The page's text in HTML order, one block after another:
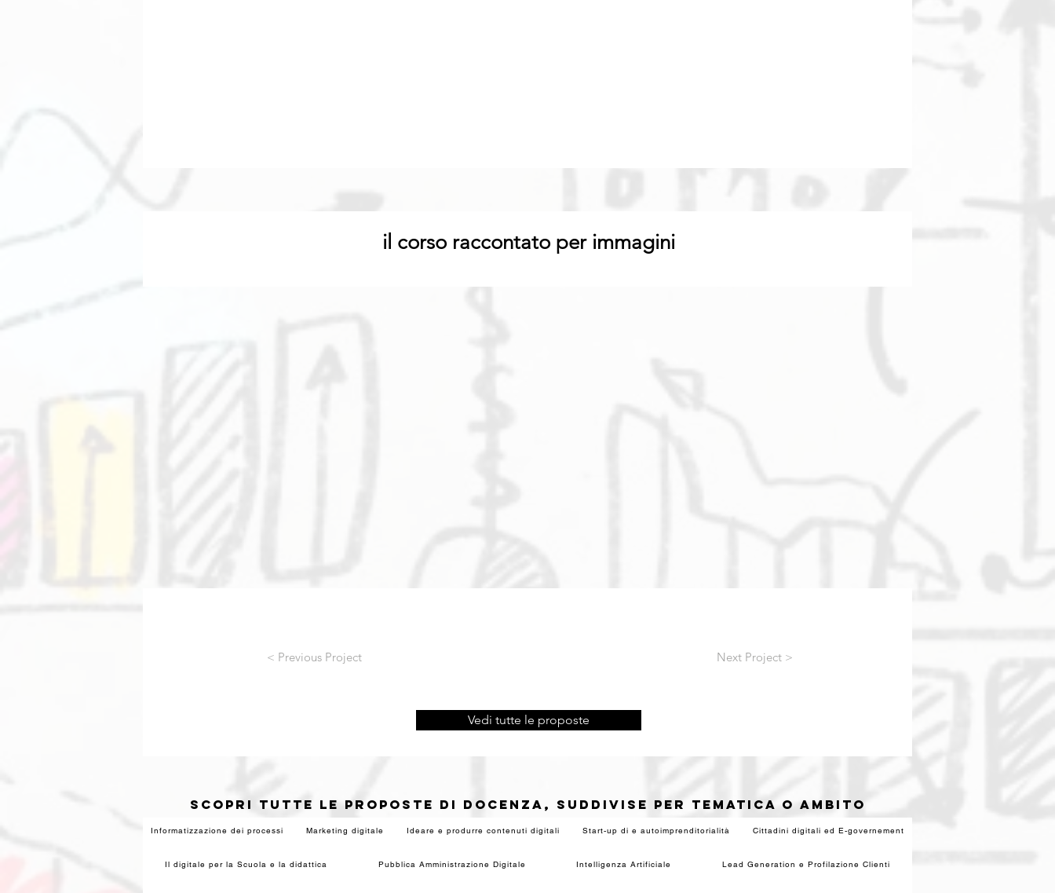
il corso raccontato per immagini
< Previous Project Next Project >
Vedi tutte le proposte
SCOPRI TUTTE LE PROPOSTE DI DOCENZA, SUDDIVISE PER TEMATICA O AMBITO
Informatizzazione dei processi Marketing digitale Ideare e produrre contenuti digitali Start-up di e autoimprenditorialità Cittadini digitali ed E-governement
Il digitale per la Scuola e la didattica Pubblica Amministrazione Digitale Intelligenza Artificiale Lead Generation e Profilazione Clienti